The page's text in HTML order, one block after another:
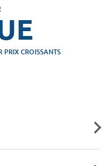
PRIX CROISSANTS